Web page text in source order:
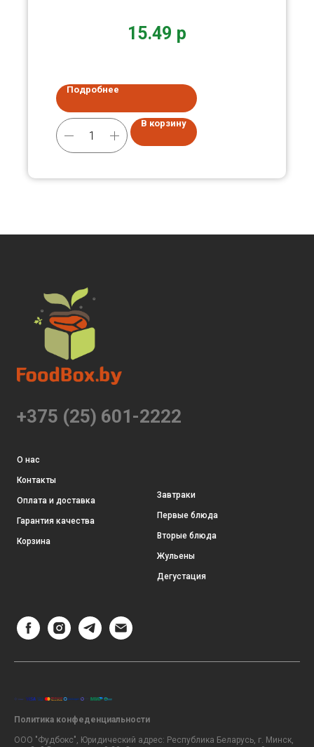
15.49 р
Подробнее
В корзину
+375 (25) 601-2222
О нас
Контакты
Оплата и доставка
Гарантия качества
Корзина
Завтраки
Первые блюда
Вторые блюда
Жульены
Дегустация
Политика конфеденциальности
ООО "Фудбокс", Юридический адрес: Республика Беларусь, г. Минск,